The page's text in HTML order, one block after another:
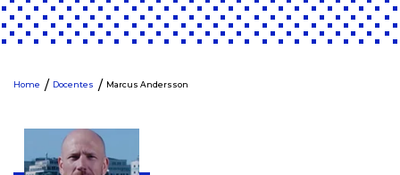
Home Docentes Marcus Andersson